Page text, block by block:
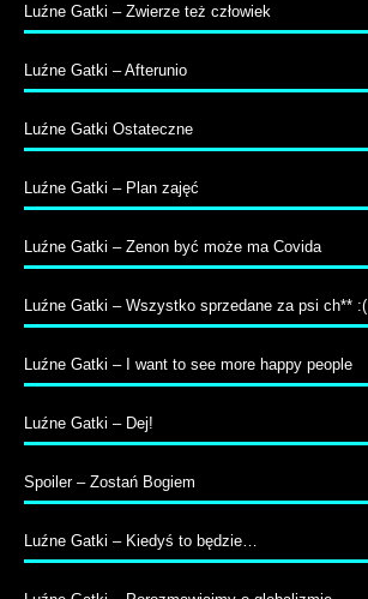
Luźne Gatki – Zwierze też człowiek
Luźne Gatki – Afterunio
Luźne Gatki Ostateczne
Luźne Gatki – Plan zajęć
Luźne Gatki – Zenon być może ma Covida
Luźne Gatki – Wszystko sprzedane za psi ch** :(
Luźne Gatki – I want to see more happy people
Luźne Gatki – Dej!
Spoiler – Zostań Bogiem
Luźne Gatki – Kiedyś to będzie…